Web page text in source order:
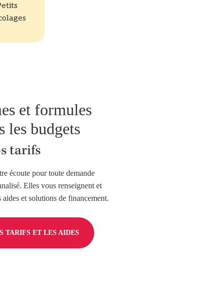
et formules
les budgets
tarifs
écoute pour toute demande
Elles vous renseignent et
et solutions de financement.
TARIFS ET LES AIDES